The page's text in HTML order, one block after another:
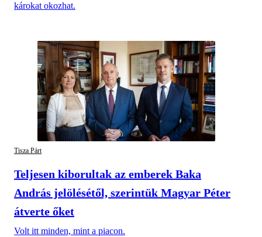
károkat okozhat.
Tisza Párt
Teljesen kiborultak az emberek Baka
András jelölésétől, szerintük Magyar Péter
átverte őket
Volt itt minden, mint a piacon.